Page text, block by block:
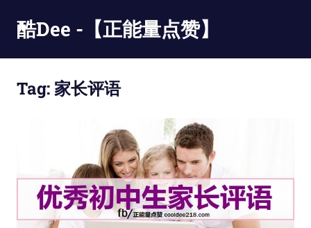
content
酷Dee -【正能量点赞】
最
Tag:家长评语